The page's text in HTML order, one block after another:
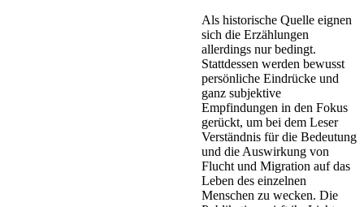
Als historische Quelle eignen
sich die Erzählungen
allerdings nur bedingt.
Stattdessen werden bewusst
persönliche Eindrücke und
ganz subjektive
Empfindungen in den Fokus
gerückt, um bei dem Leser
Verständnis für die Bedeutung
und die Auswirkung von
Flucht und Migration auf das
Leben des einzelnen
Menschen zu wecken. Die